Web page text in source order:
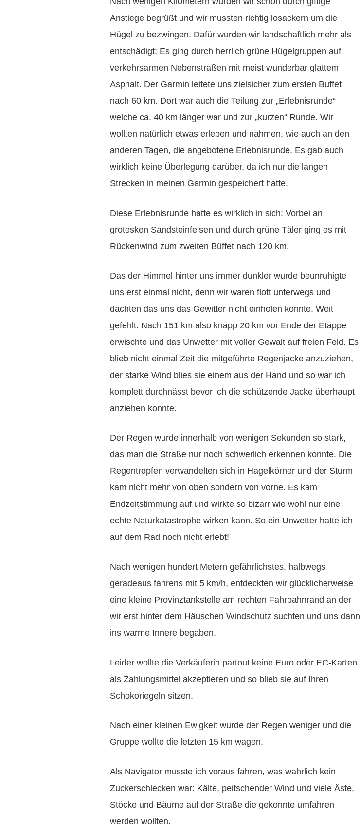
Anstiege begrüßt und wir mussten richtig losackern um die
Hügel zu bezwingen. Dafür wurden wir landschaftlich mehr als
entschädigt: Es ging durch herrlich grüne Hügelgruppen auf
verkehrsarmen Nebenstraßen mit meist wunderbar glattem
Asphalt. Der Garmin leitete uns zielsicher zum ersten Buffet
nach 60 km. Dort war auch die Teilung zur „Erlebnisrunde“
welche ca. 40 km länger war und zur „kurzen“ Runde. Wir
wollten natürlich etwas erleben und nahmen, wie auch an den
anderen Tagen, die angebotene Erlebnisrunde. Es gab auch
wirklich keine Überlegung darüber, da ich nur die langen
Strecken in meinen Garmin gespeichert hatte.
Diese Erlebnisrunde hatte es wirklich in sich: Vorbei an
grotesken Sandsteinfelsen und durch grüne Täler ging es mit
Rückenwind zum zweiten Büffet nach 120 km.
Das der Himmel hinter uns immer dunkler wurde beunruhigte
uns erst einmal nicht, denn wir waren flott unterwegs und
dachten das uns das Gewitter nicht einholen könnte. Weit
gefehlt: Nach 151 km also knapp 20 km vor Ende der Etappe
erwischte und das Unwetter mit voller Gewalt auf freien Feld. Es
blieb nicht einmal Zeit die mitgeführte Regenjacke anzuziehen,
der starke Wind blies sie einem aus der Hand und so war ich
komplett durchnässt bevor ich die schützende Jacke überhaupt
anziehen konnte.
Der Regen wurde innerhalb von wenigen Sekunden so stark,
das man die Straße nur noch schwerlich erkennen konnte. Die
Regentropfen verwandelten sich in Hagelkörner und der Sturm
kam nicht mehr von oben sondern von vorne. Es kam
Endzeitstimmung auf und wirkte so bizarr wie wohl nur eine
echte Naturkatastrophe wirken kann. So ein Unwetter hatte ich
auf dem Rad noch nicht erlebt!
Nach wenigen hundert Metern gefährlichstes, halbwegs
geradeaus fahrens mit 5 km/h, entdeckten wir glücklicherweise
eine kleine Provinztankstelle am rechten Fahrbahnrand an der
wir erst hinter dem Häuschen Windschutz suchten und uns dann
ins warme Innere begaben.
Leider wollte die Verkäuferin partout keine Euro oder EC-Karten
als Zahlungsmittel akzeptieren und so blieb sie auf Ihren
Schokoriegeln sitzen.
Nach einer kleinen Ewigkeit wurde der Regen weniger und die
Gruppe wollte die letzten 15 km wagen.
Als Navigator musste ich voraus fahren, was wahrlich kein
Zuckerschlecken war: Kälte, peitschender Wind und viele Äste,
Stöcke und Bäume auf der Straße die gekonnte umfahren
werden wollten.